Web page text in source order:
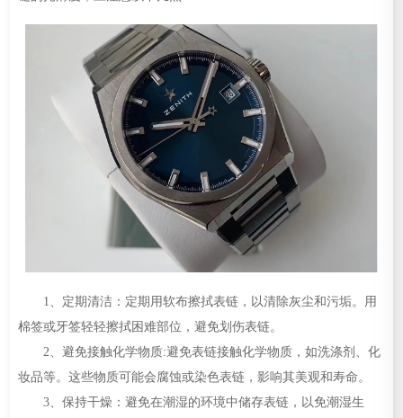
1、定期清洁：定期用软布擦拭表链，以清除灰尘和污垢。用
棉签或牙签轻轻擦拭困难部位，避免划伤表链。
2、避免接触化学物质:避免表链接触化学物质，如洗涤剂、化
妆品等。这些物质可能会腐蚀或染色表链，影响其美观和寿命。
3、保持干燥：避免在潮湿的环境中储存表链，以免潮湿生